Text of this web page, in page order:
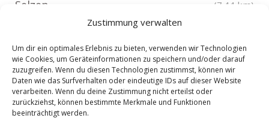
Zustimmung verwalten
Um dir ein optimales Erlebnis zu bieten, verwenden wir Technologien
wie Cookies, um Geräteinformationen zu speichern und/oder darauf
zuzugreifen. Wenn du diesen Technologien zustimmst, können wir
Daten wie das Surfverhalten oder eindeutige IDs auf dieser Website
verarbeiten. Wenn du deine Zustimmung nicht erteilst oder
zurückziehst, können bestimmte Merkmale und Funktionen
beeinträchtigt werden.
Selzen (7.44 km)
Flörsheim am Main
Hahnheim (7.6 km)
Wiesbaden Westend (7.71 km)
Wiesbaden Rheingauviertel (7.81 km)
Stadecken-Elsheim
Wiesbaden Bierstadt